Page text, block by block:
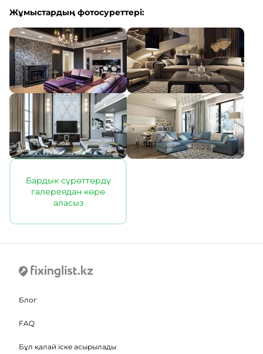
Жұмыстардың фотосуреттері:
Бардык сүрөттөрдү
галереядан көрө
аласыз
Блог
FAQ
Бұл қалай іске асырылады